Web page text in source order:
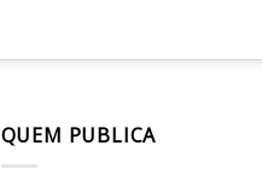
QUEM PUBLICA